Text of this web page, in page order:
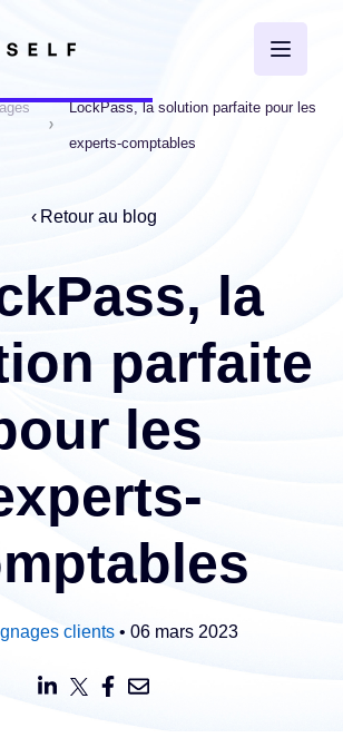
LockPass, la solution parfaite pour les
experts-comptables
Retour au blog
la
parfaite
les
clients• 06 mars 2023